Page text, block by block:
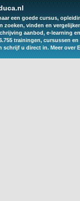
een goede cursus,
zoeken, vinden en
aanbod, e-learning
trainingen, cursussen
schrijf u direct in.Meer over